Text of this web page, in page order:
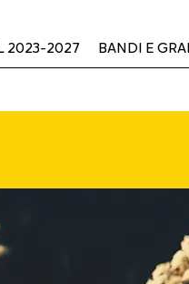
2023-2027 BANDI E